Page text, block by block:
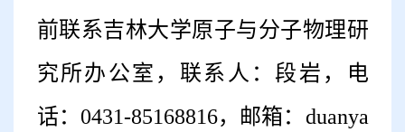
前联系吉林大学原子与分子物理研
究所办公室，联系人：段岩，电
话：0431-85168816，邮箱：duanya